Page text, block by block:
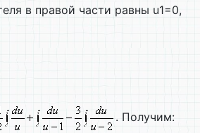
в правой части равны u1=0,
. Получим: